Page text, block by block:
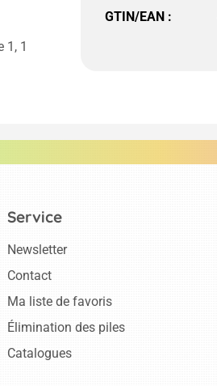
1, 1
GTIN/EAN :
Service
Newsletter
Contact
Ma liste de favoris
Élimination des piles
Catalogues